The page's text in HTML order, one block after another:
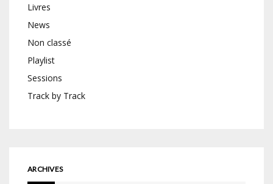
Livres
News
Non classé
Playlist
Sessions
Track by Track
ARCHIVES